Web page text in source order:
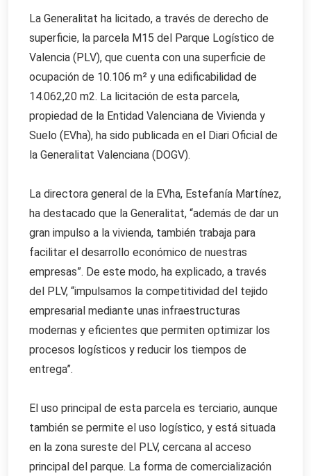
La Generalitat ha licitado, a través de derecho de
superficie, la parcela M15 del Parque Logístico de
Valencia (PLV), que cuenta con una superficie de
ocupación de 10.106 m² y una edificabilidad de
14.062,20 m2. La licitación de esta parcela,
propiedad de la Entidad Valenciana de Vivienda y
Suelo (EVha), ha sido publicada en el Diari Oficial de
la Generalitat Valenciana (DOGV).
La directora general de la EVha, Estefanía Martínez,
ha destacado que la Generalitat, “además de dar un
gran impulso a la vivienda, también trabaja para
facilitar el desarrollo económico de nuestras
empresas”. De este modo, ha explicado, a través
del PLV, “impulsamos la competitividad del tejido
empresarial mediante unas infraestructuras
modernas y eficientes que permiten optimizar los
procesos logísticos y reducir los tiempos de
entrega”.
El uso principal de esta parcela es terciario, aunque
también se permite el uso logístico, y está situada
en la zona sureste del PLV, cercana al acceso
principal del parque. La forma de comercialización